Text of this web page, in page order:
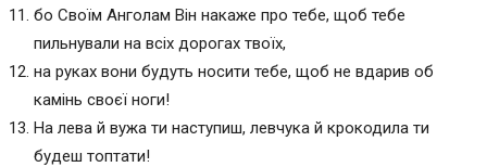
бо Своїм Анголам Він накаже про тебе, щоб тебе
пильнували на всіх дорогах твоїх,
на руках вони будуть носити тебе, щоб не вдарив об
камінь своєї ноги!
На лева й вужа ти наступиш, левчука й крокодила ти
будеш топтати!